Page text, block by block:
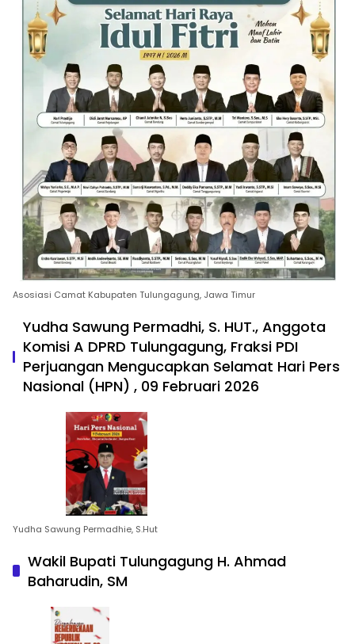
Asosiasi Camat Kabupaten Tulungagung, Jawa Timur
Yudha Sawung Permadhi, S. HUT., Anggota
Komisi A DPRD Tulungagung, Fraksi PDI
Perjuangan Mengucapkan Selamat Hari Pers
Nasional (HPN) , 09 Februari 2026
Yudha Sawung Permadhie, S.Hut
Wakil Bupati Tulungagung H. Ahmad
Baharudin, SM